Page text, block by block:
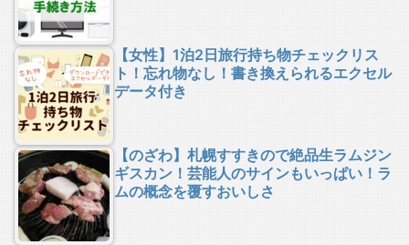
【女性】1泊2日旅行持ち物チェックリス
ト！忘れ物なし！書き換えられるエクセル
データ付き
【のざわ】札幌すすきので絶品生ラムジン
ギスカン！芸能人のサインもいっぱい！ラ
ムの概念を覆すおいしさ